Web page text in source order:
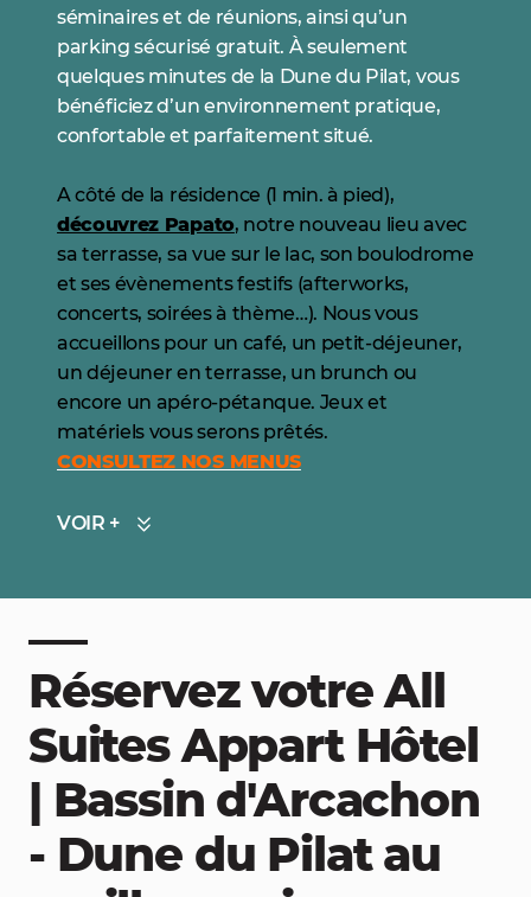
séminaires et de réunions, ainsi qu’un
parking sécurisé gratuit. À seulement
quelques minutes de la Dune du Pilat, vous
bénéficiez d’un environnement pratique,
confortable et parfaitement situé.
A côté de la résidence (1 min. à pied),
découvrez Papato, notre nouveau lieu avec
sa terrasse, sa vue sur le lac, son boulodrome
et ses évènements festifs (afterworks,
concerts, soirées à thème…). Nous vous
accueillons pour un café, un petit-déjeuner,
un déjeuner en terrasse, un brunch ou
encore un apéro-pétanque. Jeux et
matériels vous serons prêtés.
CONSULTEZ NOS MENUS
VOIR +
Réservez votre All
Suites Appart Hôtel
| Bassin d'Arcachon
- Dune du Pilat au